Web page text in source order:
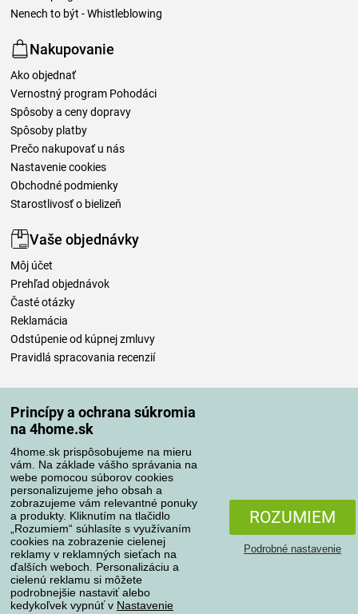
Princípy a ochrana súkromia
na 4home.sk
4home.sk prispôsobujeme na mieru
vám. Na základe vášho správania na
webe pomocou súborov cookies
personalizujeme jeho obsah a
zobrazujeme vám relevantné ponuky
a produkty. Kliknutím na tlačidlo
„Rozumiem“ súhlasíte s využívaním
cookies na zobrazenie cielenej
reklamy v reklamných sieťach na
ďalších weboch. Personalizáciu a
cielenú reklamu si môžete
podrobnejšie nastaviť alebo
kedykoľvek vypnúť v Nastavenie
ROZUMIEM
Podrobné nastavenie
Nenech to být - Whistleblowing
Nakupovanie
Ako objednať
Vernostný program Pohodáci
Spôsoby a ceny dopravy
Spôsoby platby
Prečo nakupovať u nás
Nastavenie cookies
Obchodné podmienky
Starostlivosť o bielizeň
Vaše objednávky
Môj účet
Prehľad objednávok
Časté otázky
Reklamácia
Odstúpenie od kúpnej zmluvy
Pravidlá spracovania recenzií
Spôsoby platby
Spoľahlivý obchod